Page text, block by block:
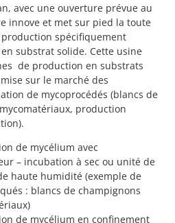
avec une ouverture prévue au
innove et met sur pied la toute
spécifiquement
substrat solide. Cette usine
de production en substrats
sur le marché des
de mycoprocédés (blancs de
production
de mycélium avec
– incubation à sec ou unité de
haute humidité (exemple de
: blancs de champignons
de mycélium en confinement